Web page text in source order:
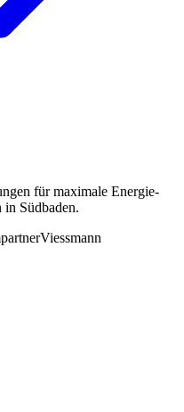
für maximale Energie-
in Südbaden.
Viessmann